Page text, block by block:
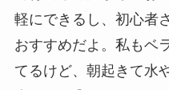
軽にできるし、初心者
おすすめだよ。私もベ
てるけど、朝起きて水